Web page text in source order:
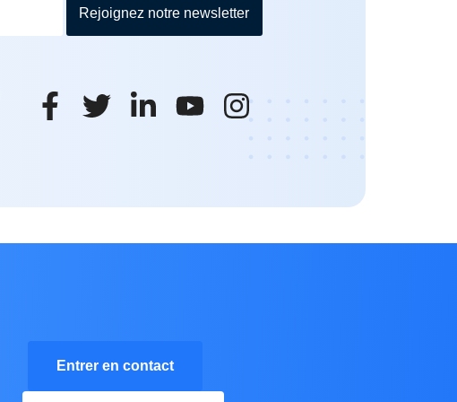
Rejoignez notre newsletter
Entrer en contact